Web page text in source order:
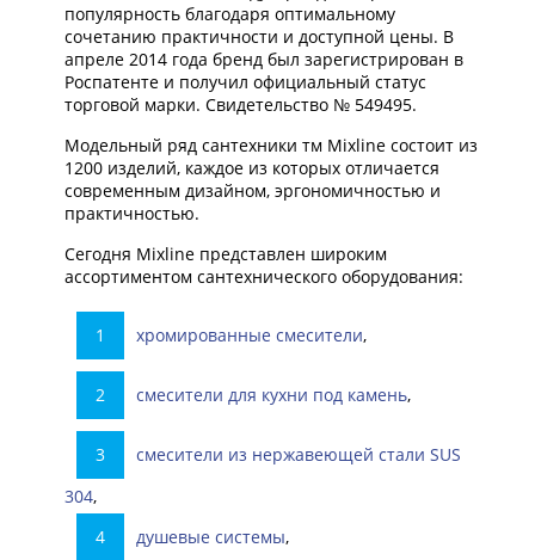
популярность благодаря оптимальному
сочетанию практичности и доступной цены. В
апреле 2014 года бренд был зарегистрирован в
Роспатенте и получил официальный статус
торговой марки. Свидетельство № 549495.
Модельный ряд сантехники тм Mixline состоит из
1200 изделий, каждое из которых отличается
современным дизайном, эргономичностью и
практичностью.
Сегодня Mixline представлен широким
ассортиментом сантехнического оборудования:
хромированные смесители,
смесители для кухни под камень,
смесители из нержавеющей стали SUS
304,
душевые системы,